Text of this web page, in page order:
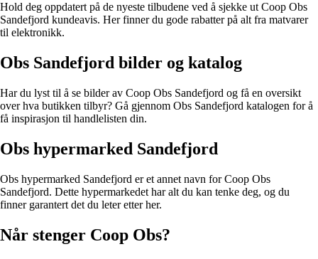
Hold deg oppdatert på de nyeste tilbudene ved å sjekke ut Coop Obs
Sandefjord kundeavis. Her finner du gode rabatter på alt fra matvarer
til elektronikk.
Obs Sandefjord bilder og katalog
Har du lyst til å se bilder av Coop Obs Sandefjord og få en oversikt
over hva butikken tilbyr? Gå gjennom Obs Sandefjord katalogen for å
få inspirasjon til handlelisten din.
Obs hypermarked Sandefjord
Obs hypermarked Sandefjord er et annet navn for Coop Obs
Sandefjord. Dette hypermarkedet har alt du kan tenke deg, og du
finner garantert det du leter etter her.
Når stenger Coop Obs?